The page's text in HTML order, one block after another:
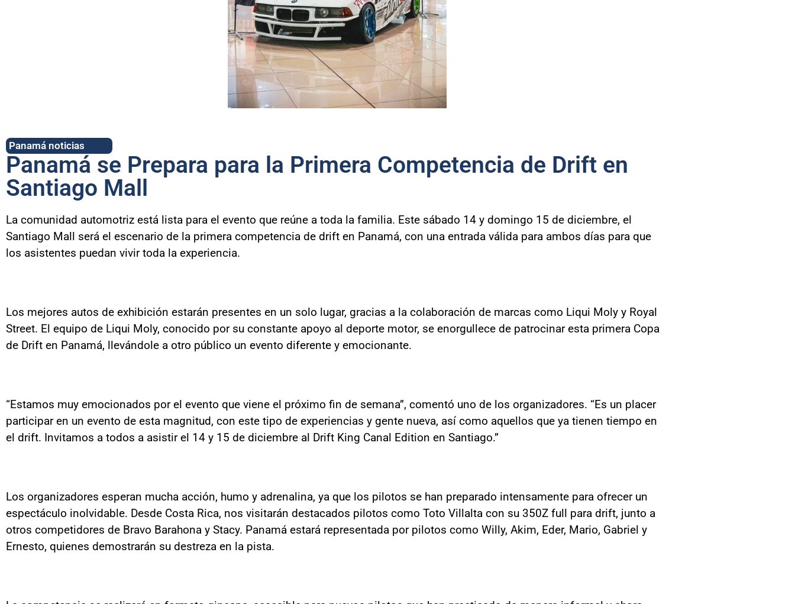
Panamá noticias
Panamá se Prepara para la Primera Competencia de Drift en
Santiago Mall
La comunidad automotriz está lista para el evento que reúne a toda la familia. Este sábado 14 y domingo 15 de diciembre, el
Santiago Mall será el escenario de la primera competencia de drift en Panamá, con una entrada válida para ambos días para que
los asistentes puedan vivir toda la experiencia.
Los mejores autos de exhibición estarán presentes en un solo lugar, gracias a la colaboración de marcas como Liqui Moly y Royal
Street. El equipo de Liqui Moly, conocido por su constante apoyo al deporte motor, se enorgullece de patrocinar esta primera Copa
de Drift en Panamá, llevándole a otro público un evento diferente y emocionante.
“Estamos muy emocionados por el evento que viene el próximo fin de semana”, comentó uno de los organizadores. “Es un placer
participar en un evento de esta magnitud, con este tipo de experiencias y gente nueva, así como aquellos que ya tienen tiempo en
el drift. Invitamos a todos a asistir el 14 y 15 de diciembre al Drift King Canal Edition en Santiago.”
Los organizadores esperan mucha acción, humo y adrenalina, ya que los pilotos se han preparado intensamente para ofrecer un
espectáculo inolvidable. Desde Costa Rica, nos visitarán destacados pilotos como Toto Villalta con su 350Z full para drift, junto a
otros competidores de Bravo Barahona y Stacy. Panamá estará representada por pilotos como Willy, Akim, Eder, Mario, Gabriel y
Ernesto, quienes demostrarán su destreza en la pista.